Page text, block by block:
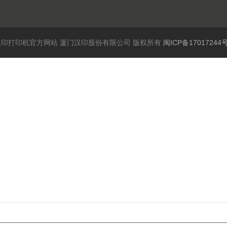
打印机官方网站 厦门汉印股份有限公司 版权所有 闽ICP备17017244